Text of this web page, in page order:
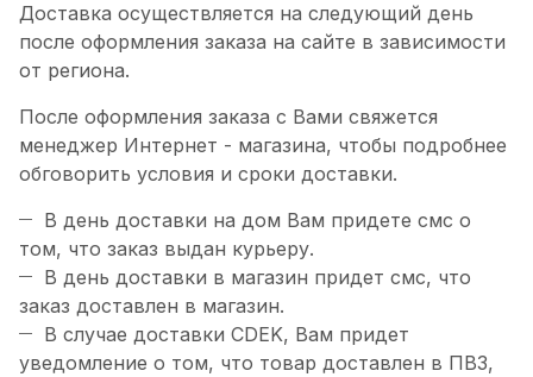
Доставка осуществляется на следующий день
после оформления заказа на сайте в зависимости
от региона.
После оформления заказа с Вами свяжется
менеджер Интернет - магазина, чтобы подробнее
обговорить условия и сроки доставки.
В день доставки на дом Вам придете смс о
том, что заказ выдан курьеру.
В день доставки в магазин придет смс, что
заказ доставлен в магазин.
В случае доставки CDEK, Вам придет
уведомление о том, что товар доставлен в ПВЗ,